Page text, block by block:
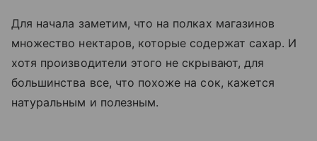
Для начала заметим, что на полках магазинов
множество нектаров, которые содержат сахар. И
хотя производители этого не скрывают, для
большинства все, что похоже на сок, кажется
натуральным и полезным.